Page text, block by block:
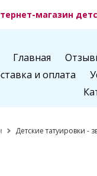
магазин
Главная
и оплата
Детские татуировки -